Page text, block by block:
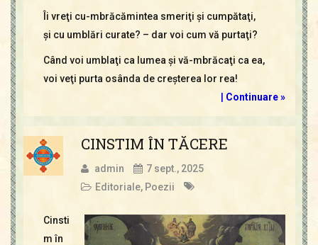
Îi vreţi cu-mbrăcămintea smeriţi şi cumpătaţi,
şi cu umblări curate? – dar voi cum vă purtaţi?
Când voi umblaţi ca lumea şi vă-mbrăcaţi ca ea,
voi veţi purta osânda de creşterea lor rea!
| Continuare »
CINSTIM ÎN TĂCERE
admin
7 sept., 2025
Editoriale, Poezii
Cinsti
m în